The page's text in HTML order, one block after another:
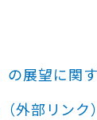
の展望に関
（外部リンク）